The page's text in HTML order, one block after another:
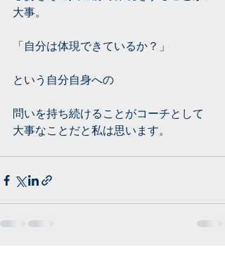
大事。
「自分は体現できているか？」
という自分自身への
問いを持ち続けることがコーチとして
大事なことだと私は思います。